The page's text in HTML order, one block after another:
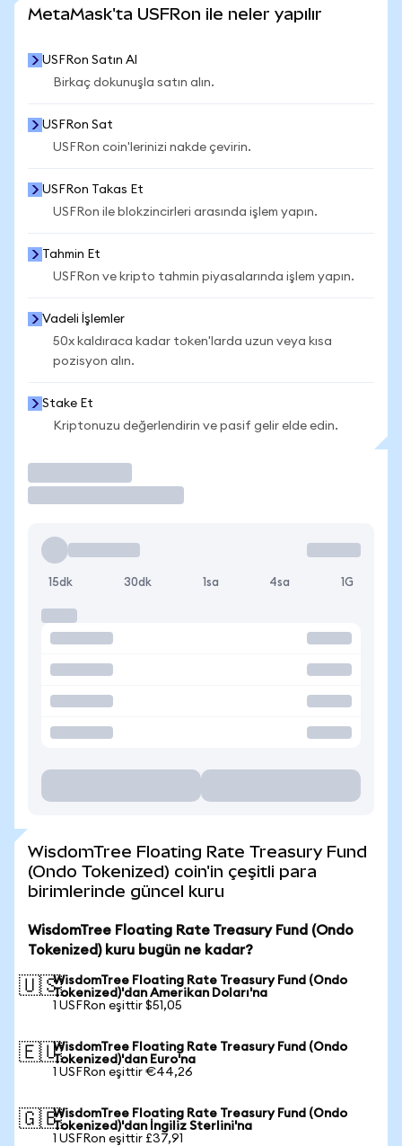
MetaMask'ta USFRon ile neler yapılır
USFRon Satın Al
Birkaç dokunuşla satın alın.
USFRon Sat
USFRon coin'lerinizi nakde çevirin.
USFRon Takas Et
USFRon ile blokzincirleri arasında işlem yapın.
Tahmin Et
USFRon ve kripto tahmin piyasalarında işlem yapın.
Vadeli İşlemler
50x kaldıraca kadar token'larda uzun veya kısa
pozisyon alın.
Stake Et
Kriptonuzu değerlendirin ve pasif gelir elde edin.
15dk 30dk 1sa 4sa 1G
WisdomTree Floating Rate Treasury Fund
(Ondo Tokenized) coin'in çeşitli para
birimlerinde güncel kuru
WisdomTree Floating Rate Treasury Fund (Ondo
Tokenized) kuru bugün ne kadar?
🇺🇸WisdomTree Floating Rate Treasury Fund (Ondo
Tokenized)'dan Amerikan Doları'na
1 USFRon eşittir $51,05
🇪🇺WisdomTree Floating Rate Treasury Fund (Ondo
Tokenized)'dan Euro'na
1 USFRon eşittir €44,26
🇬🇧WisdomTree Floating Rate Treasury Fund (Ondo
Tokenized)'dan İngiliz Sterlini'na
1 USFRon eşittir £37,91